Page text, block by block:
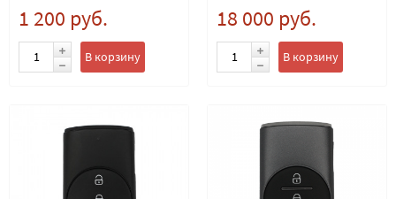
1 200 руб.
В корзину
18 000 руб.
В корзину